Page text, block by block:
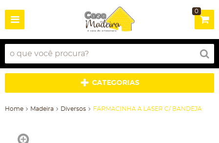
0
CATEGORIAS
Home Madeira Diversos FARMACINHA A LASER C/ BANDEJA